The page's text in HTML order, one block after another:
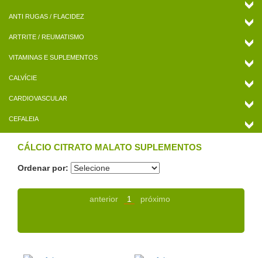
ANTI RUGAS / FLACIDEZ
ARTRITE / REUMATISMO
VITAMINAS E SUPLEMENTOS
CALVÍCIE
CARDIOVASCULAR
CEFALEIA
CÁLCIO CITRATO MALATO SUPLEMENTOS
Ordenar por:
anterior 1 próximo